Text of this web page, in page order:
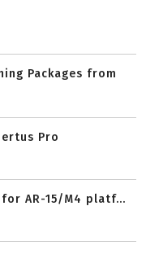
Packages from
Pro
AR-15/M4 platf...